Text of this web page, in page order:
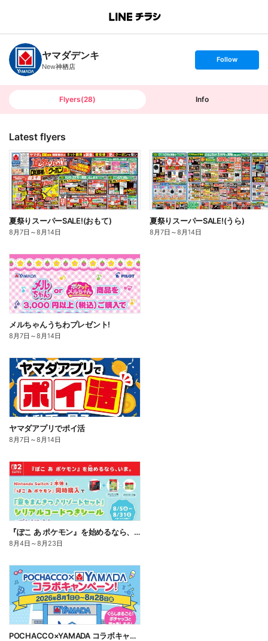
B
n
c
h
T
ヤマダデンキ
New神栖店
s
t
o
Follow
Flyers(28) Info
Latest flyers
夏祭りスーパーSALE!(おもて)
8月7日 ～8月14日
夏祭りスーパーSALE!(うら)
8月7日 ～8月14日
メルちゃんうちわプレゼント!
8月7日 ～8月14日
ヤマダアプリでポイ活
8月7日 ～8月14日
『ぽこ あ ポケモン』を始めるなら、いま。
8月4日 ～8月23日
POCHACCO×YAMADA コラボキャンペーン!